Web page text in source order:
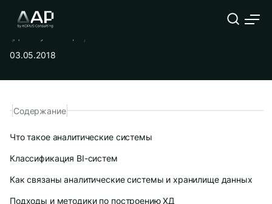
03.05.2018
Содержание
Что такое аналитические системы
Классификация BI-систем
Как связаны аналитические системы и хранилище данных
Подходы и методики по построению ХД